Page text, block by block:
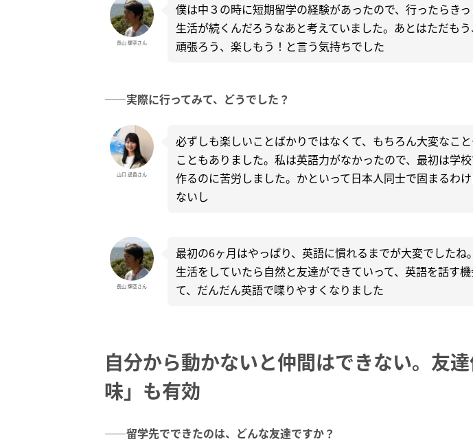
長山 輝空さん
僕は中３の時に短期留学の経験があったので、行ったらき
生活が続くんだろうなあと考えていました。あとはただも
頑張ろう、楽しもう！と言う気持ちでした
――実際に行ってみて、どうでした？
山口 遥香さん
必ずしも楽しいことばかりではなくて、もちろん大変なこ
こともありました。私は英語力がなかったので、最初は学
作るのに苦労しました。かといって日本人同士で固まるわ
ないし
長山 輝空さん
最初の6ヶ月はやっぱり、英語に慣れるまでが大変でしたね
生活をしていたら自然と友達ができていって、英語を話す
て、だんだん英語で喋りやすくなりました
自分から動かないと仲間はできない。友
味」も有効
――留学先でできたのは、どんな友達ですか？